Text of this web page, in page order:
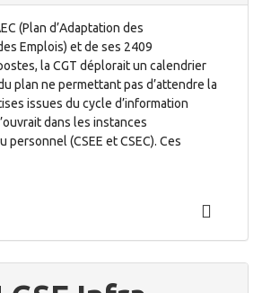
(Plan d’Adaptation des
Emplois) et de ses 2409
la CGT déplorait un calendrier
plan ne permettant pas d’attendre la
issues du cycle d’information
dans les instances
(CSEE et CSEC). Ces